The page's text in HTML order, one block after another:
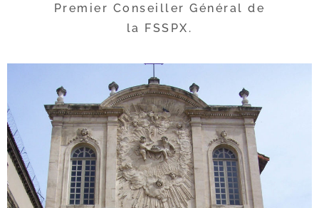
Premier Conseiller Général de
la FSSPX.